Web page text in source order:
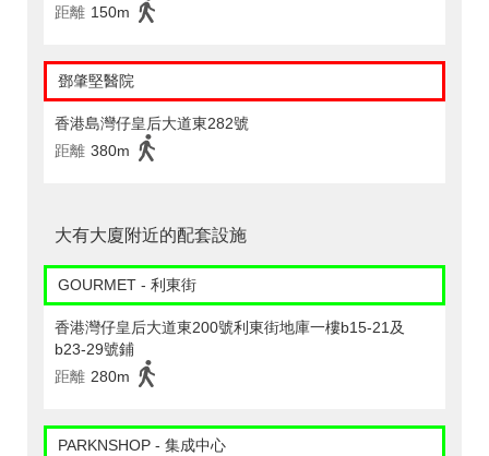
距離 150m
鄧肇堅醫院
香港島灣仔皇后大道東282號
距離 380m
大有大廈附近的配套設施
GOURMET - 利東街
香港灣仔皇后大道東200號利東街地庫一樓b15-21及
b23-29號鋪
距離 280m
PARKNSHOP - 集成中心